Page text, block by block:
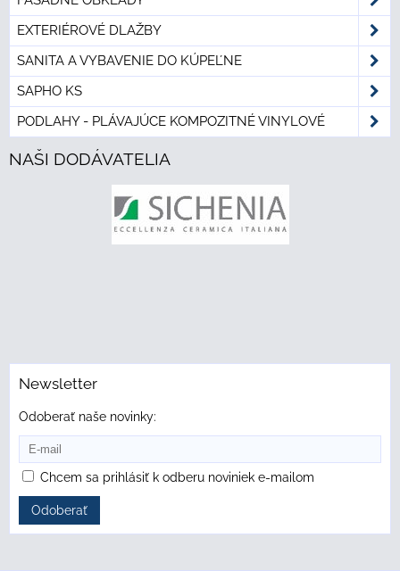
EXTERIÉROVÉ DLAŽBY
SANITA A VYBAVENIE DO KÚPEĽNE
SAPHO KS
PODLAHY - PLÁVAJÚCE KOMPOZITNÉ VINYLOVÉ
NAŠI DODÁVATELIA
Newsletter
Odoberať naše novinky:
Chcem sa prihlásiť k odberu noviniek e-mailom
Odoberať